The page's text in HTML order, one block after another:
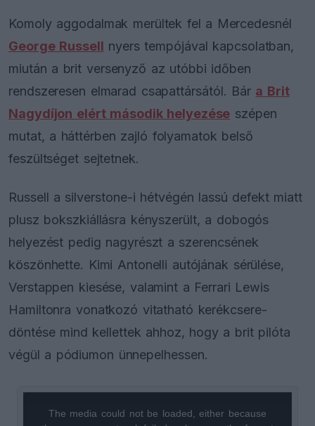
Komoly aggodalmak merültek fel a Mercedesnél
George Russell nyers tempójával kapcsolatban,
miután a brit versenyző az utóbbi időben
rendszeresen elmarad csapattársától. Bár a Brit
Nagydíjon elért második helyezése szépen
mutat, a háttérben zajló folyamatok belső
feszültséget sejtetnek.
Russell a silverstone-i hétvégén lassú defekt miatt
plusz bokszkiállásra kényszerült, a dobogós
helyezést pedig nagyrészt a szerencsének
köszönhette. Kimi Antonelli autójának sérülése,
Verstappen kiesése, valamint a Ferrari Lewis
Hamiltonra vonatkozó vitatható kerékcsere-
döntése mind kellettek ahhoz, hogy a brit pilóta
végül a pódiumon ünnepelhessen.
The media could not be loaded, either because